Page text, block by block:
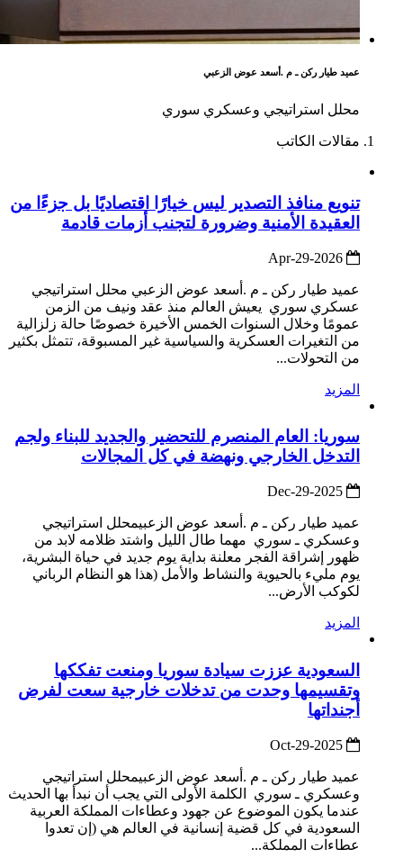
عميد طيار ركن ـ م .أسعد عوض الزعبي
محلل استراتيجي وعسكري سوري
مقالات الكاتب
تنويع منافذ التصدير ليس خيارًا اقتصاديًا بل جزءًا من
العقيدة الأمنية وضرورة لتجنب أزمات قادمة
عميد طيار ركن ـ م .أسعد عوض الزعبي محلل استراتيجي
عسكري سوري يعيش العالم منذ عقد ونيف من الزمن
عمومًا وخلال السنوات الخمس الأخيرة خصوصًا حالة زلزالية
من التغيرات العسكرية والسياسية غير المسبوقة، تتمثل بكثير
من التحولات...
المزيد
سوريا: العام المنصرم للتحضير والجديد للبناء ولجم
التدخل الخارجي ونهضة في كل المجالات
عميد طيار ركن ـ م .أسعد عوض الزعبيمحلل استراتيجي
وعسكري ـ سوري مهما طال الليل واشتد ظلامه لابد من
ظهور إشراقة الفجر معلنة بداية يوم جديد في حياة البشرية،
يوم مليء بالحيوية والنشاط والأمل (هذا هو النظام الرباني
لكوكب الأرض...
المزيد
السعودية عززت سيادة سوريا ومنعت تفككها
وتقسيمها وحدت من تدخلات خارجية سعت لفرض
أجنداتها
عميد طيار ركن ـ م .أسعد عوض الزعبيمحلل استراتيجي
وعسكري ـ سوري الكلمة الأولى التي يجب أن نبدأ بها الحديث
عندما يكون الموضوع عن جهود وعطاءات المملكة العربية
السعودية في كل قضية إنسانية في العالم هي (إن تعدوا
عطاءات المملكة...